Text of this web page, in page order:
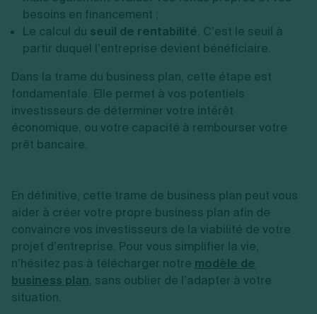
besoins en financement ;
Le calcul du seuil de rentabilité. C’est le seuil à
partir duquel l’entreprise devient bénéficiaire.
Dans la trame du business plan, cette étape est
fondamentale. Elle permet à vos potentiels
investisseurs de déterminer votre intérêt
économique, ou votre capacité à rembourser votre
prêt bancaire.
En définitive, cette trame de business plan peut vous
aider à créer votre propre business plan afin de
convaincre vos investisseurs de la viabilité de votre
projet d’entreprise. Pour vous simplifier la vie,
n’hésitez pas à télécharger notre modèle de
business plan, sans oublier de l’adapter à votre
situation.